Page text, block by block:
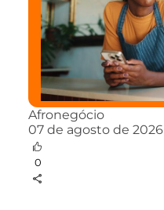
Afronegócio
07 de agosto de 2026
0